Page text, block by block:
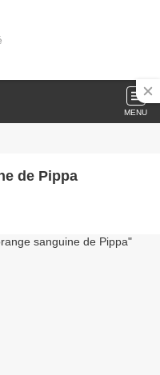
MENU
de Pippa